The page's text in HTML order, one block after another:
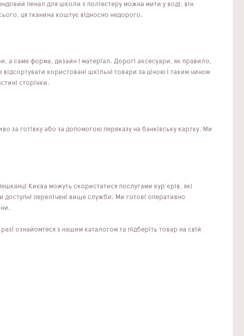
пенал для школи з поліестеру можна мити у воді, він
ця тканина коштує відносно недорого.
а саме форма, дизайн і матеріал. Дорогі аксесуари, як правило,
користовані шкільні товари за ціною і таким чином
сторінки.
за готівку або за допомогою переказу на банківську картку. Ми
Києва можуть скористатися послугами кур'єрів, які
доступні перелічені вище служби. Ми готові оперативно
ознайомтеся з нашим каталогом та підберіть товар на свій